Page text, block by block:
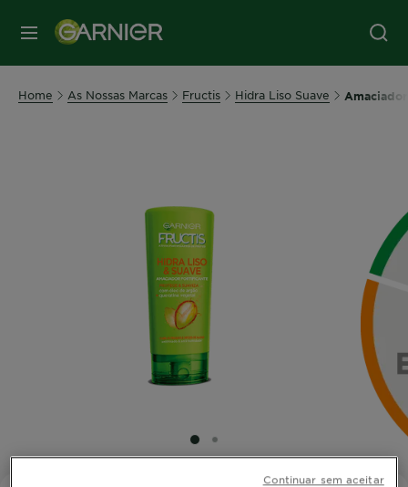
MENU
Home As Nossas Marcas Fructis Hidra Liso Suave
SLIDE 1
SLIDE 2
Continuar sem aceitar